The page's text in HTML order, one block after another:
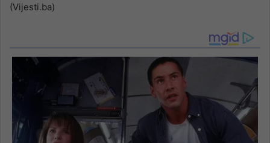
(Vijesti.ba)